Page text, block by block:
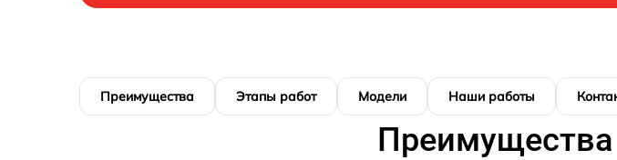
Преимущества Этапы работ Модели Наши работы
Преимущества